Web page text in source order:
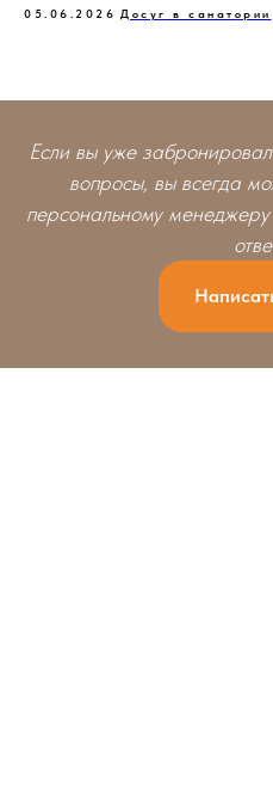
05.06.2026 Досуг в санатории
Если вы уже
вопросы, вы всегда
персональному